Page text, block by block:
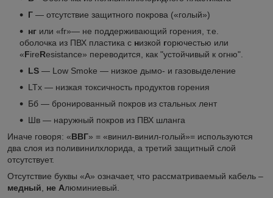
Г — отсутствие защитного покрова («голый»)
нг или «fr»— не поддерживающий горения, т.е.
оболочка из ПВХ пластика с низкой горючестью или
«FireResistance» переводится, как "устойчивый к огню".
LS — Low Smoke — низкое дымо- и газовыделение
LTx — низкая токсичность продуктов горения
Бб — бронированный покров из стальных лент
Шв — наружный покров из ПВХ шланга
Иначе говоря: «ВВГ» = «винил-винил-голый»= используются
два слоя из поливинилхлорида, а третий защитный слой
отсутствует.
Отсутствие буквы «А» означает, что рассматриваемый кабель –
медный
не Алюминиевый.